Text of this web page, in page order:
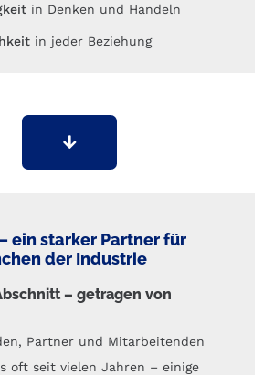
in Denken und Handeln
in jeder Beziehung
ein starker Partner für
der Industrie
– getragen von
Partner und Mitarbeitenden
oft seit vielen Jahren – einige